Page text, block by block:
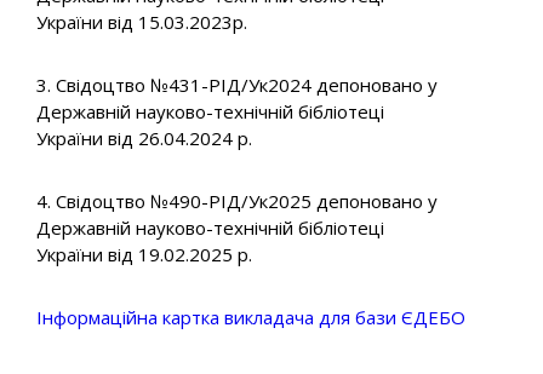
України від 15.03.2023р.
3. Свідоцтво №431-РІД/Ук2024 депоновано у
Державній науково-технічній бібліотеці
України від 26.04.2024 р.
4. Свідоцтво №490-РІД/Ук2025 депоновано у
Державній науково-технічній бібліотеці
України від 19.02.2025 р.
Інформаційна картка викладача для бази ЄДЕБО